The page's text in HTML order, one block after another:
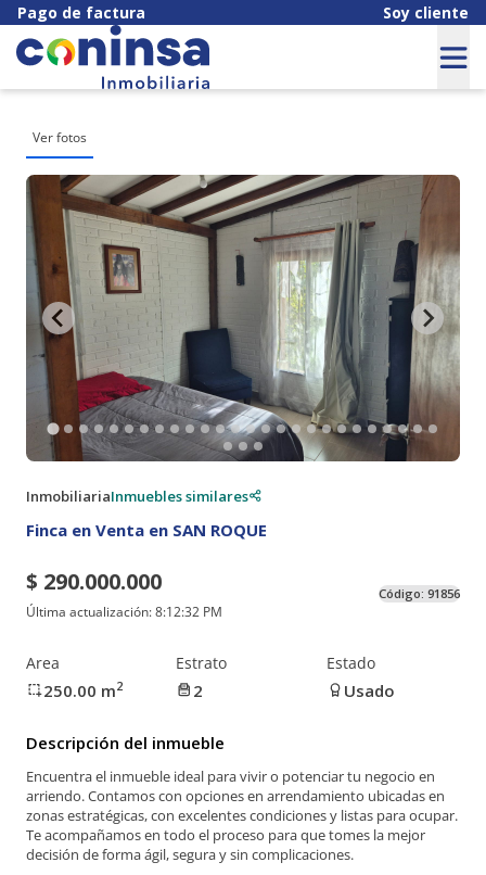
Pago de factura Soy cliente
Ver fotos
InmobiliariaInmuebles similares
Finca en Venta en SAN ROQUE
$ 290.000.000
Última actualización:8:12:32 PM
Código: 91856
Area
250.00 m2
Estrato
2
Estado
Usado
Descripción del inmueble
Encuentra el inmueble ideal para vivir o potenciar tu negocio en
arriendo. Contamos con opciones en arrendamiento ubicadas en
zonas estratégicas, con excelentes condiciones y listas para ocupar.
Te acompañamos en todo el proceso para que tomes la mejor
decisión de forma ágil, segura y sin complicaciones.